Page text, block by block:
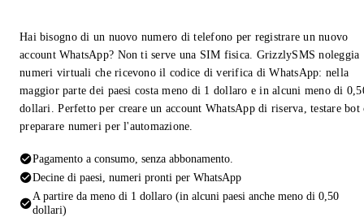
Hai bisogno di un nuovo numero di telefono per registrare un nuovo
account WhatsApp? Non ti serve una SIM fisica. GrizzlySMS noleggia
numeri virtuali che ricevono il codice di verifica di WhatsApp: nella
maggior parte dei paesi costa meno di 1 dollaro e in alcuni meno di
dollari. Perfetto per creare un account WhatsApp di riserva, testare bot
preparare numeri per l'automazione.
Pagamento a consumo, senza abbonamento.
Decine di paesi, numeri pronti per WhatsApp
A partire da meno di 1 dollaro (in alcuni paesi anche meno di 0,50
dollari)